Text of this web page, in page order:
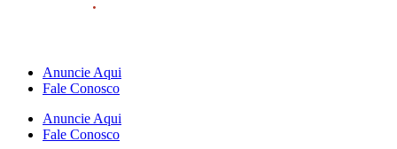
Anuncie Aqui
Fale Conosco
Anuncie Aqui
Fale Conosco